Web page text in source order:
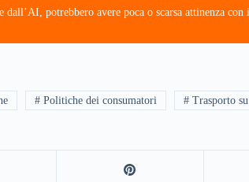
potrebbero avere poca o scarsa attinenza con
# Politiche dei consumatori # Trasporto